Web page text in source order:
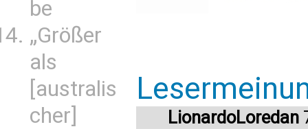
be
„Größer
als
[australis
cher]
LionardoLoredan